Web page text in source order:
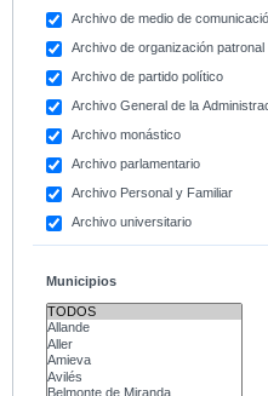
Archivo de medio de
Archivo de organización patronal
Archivo de partido político
Archivo General de la
Archivo monástico
Archivo parlamentario
Archivo Personal y Familiar
Archivo universitario
Municipios